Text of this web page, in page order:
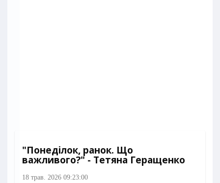
"Понеділок, ранок. Що
важливого?" - Тетяна Геращенко
18 трав. 2026 09:23:00